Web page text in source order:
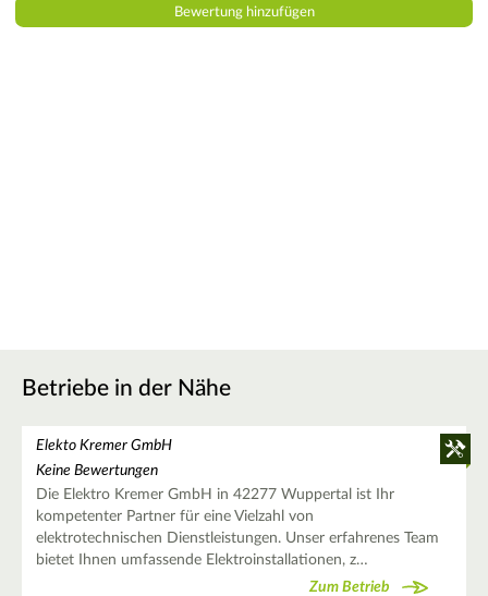
Betriebe in der Nähe
Elekto Kremer GmbH
Keine Bewertungen
Die Elektro Kremer GmbH in 42277 Wuppertal ist Ihr
kompetenter Partner für eine Vielzahl von
elektrotechnischen Dienstleistungen. Unser erfahrenes Team
bietet Ihnen umfassende Elektroinstallationen, z…
Zum Betrieb